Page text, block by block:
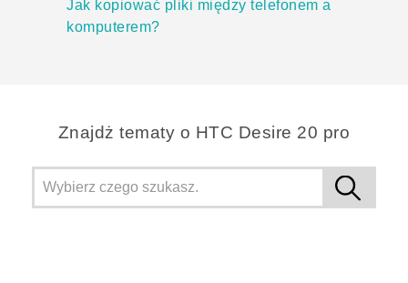
Jak kopiować pliki między telefonem a
komputerem?
Znajdż tematy o ‎HTC Desire 20 pro